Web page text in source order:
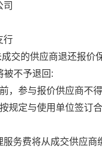
司
行
交的供应商退还报价
被不予退回:
，参与报价供应商不
规定与使用单位签订
务费将从成交供应